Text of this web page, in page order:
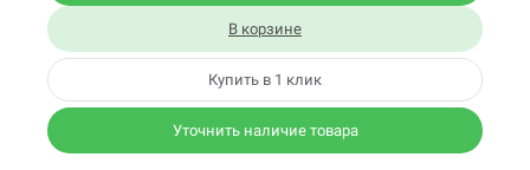
В корзине
Купить в 1 клик
Уточнить наличие товара